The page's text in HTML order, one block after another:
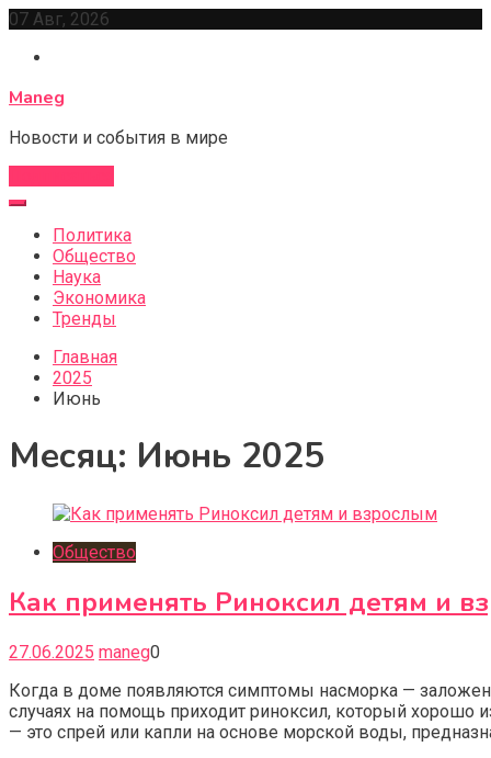
Перейти
содержимому
07 Авг, 2026
Maneg
Новости и события в мире
Политика
Общество
Наука
Экономика
Тренды
Главная
2025
Июнь
Месяц: Июнь 2025
Общество
Как применять Риноксил детям и
27.06.2025 maneg0
Когда в доме появляются симптомы насморка —
случаях на помощь приходит риноксил, который хорошо
— это спрей или капли на основе морской воды,